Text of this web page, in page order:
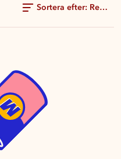
Sortera efter: